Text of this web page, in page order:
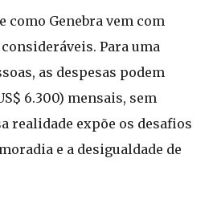
como Genebra vem com
Para uma
as despesas podem
6.300) mensais, sem
realidade expõe os desafios
e a desigualdade de